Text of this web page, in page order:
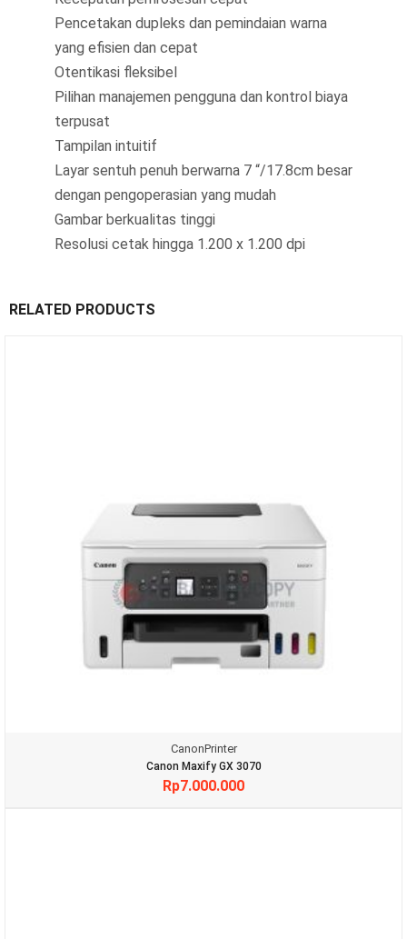
Pencetakan dupleks dan pemindaian warna
yang efisien dan cepat
Otentikasi fleksibel
Pilihan manajemen pengguna dan kontrol biaya
terpusat
Tampilan intuitif
Layar sentuh penuh berwarna 7 “/17.8cm besar
dengan pengoperasian yang mudah
Gambar berkualitas tinggi
Resolusi cetak hingga 1.200 x 1.200 dpi
RELATED PRODUCTS
CanonPrinter
Canon Maxify GX 3070
Rp7.000.000